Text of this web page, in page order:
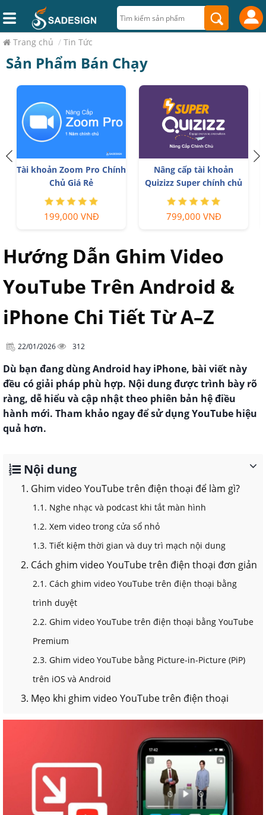
Trang chủ / Tin Tức
Sản Phẩm Bán Chạy
Tài khoản Zoom Pro Chính
Chủ Giá Rẻ
199,000 VNĐ
Nâng cấp tài khoản
Quizizz Super chính chủ
799,000 VNĐ
Hướng Dẫn Ghim Video
YouTube Trên Android &
iPhone Chi Tiết Từ A–Z
22/01/2026 312
Dù bạn đang dùng Android hay iPhone, bài viết này
đều có giải pháp phù hợp. Nội dung được trình bày rõ
ràng, dễ hiểu và cập nhật theo phiên bản hệ điều
hành mới. Tham khảo ngay để sử dụng YouTube hiệu
quả hơn.
Nội dung
1. Ghim video YouTube trên điện thoại để làm gì?
1.1. Nghe nhạc và podcast khi tắt màn hình
1.2. Xem video trong cửa sổ nhỏ
1.3. Tiết kiệm thời gian và duy trì mạch nội dung
2. Cách ghim video YouTube trên điện thoại đơn giản
2.1. Cách ghim video YouTube trên điện thoại bằng
trình duyệt
2.2. Ghim video YouTube trên điện thoại bằng YouTube
Premium
2.3. Ghim video YouTube bằng Picture-in-Picture (PiP)
trên iOS và Android
3. Mẹo khi ghim video YouTube trên điện thoại